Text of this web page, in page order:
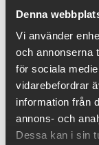
Denna
Vi använder
och annonserna
för sociala
vidarebefordrar
information från
annons- och
Dessa kan i sin